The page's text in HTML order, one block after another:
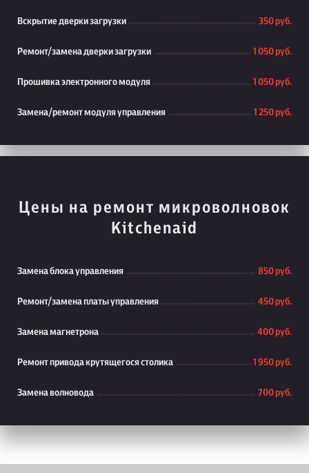
Вскрытие дверки загрузки 350 руб.
Ремонт/замена дверки загрузки 1 050 руб.
Прошивка электронного модуля 1 050 руб.
Замена/ремонт модуля управления 1 250 руб.
Цены на ремонт микроволновок
Kitchenaid
Замена блока управления 850 руб.
Ремонт/замена платы управления 450 руб.
Замена магнетрона 400 руб.
Ремонт привода крутящегося столика 1 950 руб.
Замена волновода 700 руб.